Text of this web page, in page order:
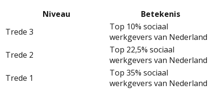
Niveau
Betekenis
Trede 3
Top 10% sociaal
werkgevers van Nederland
Trede 2
Top 22,5% sociaal
werkgevers van Nederland
Trede 1
Top 35% sociaal
werkgevers van Nederland